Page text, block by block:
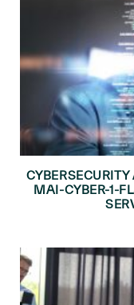
MAI-CYBER-1-